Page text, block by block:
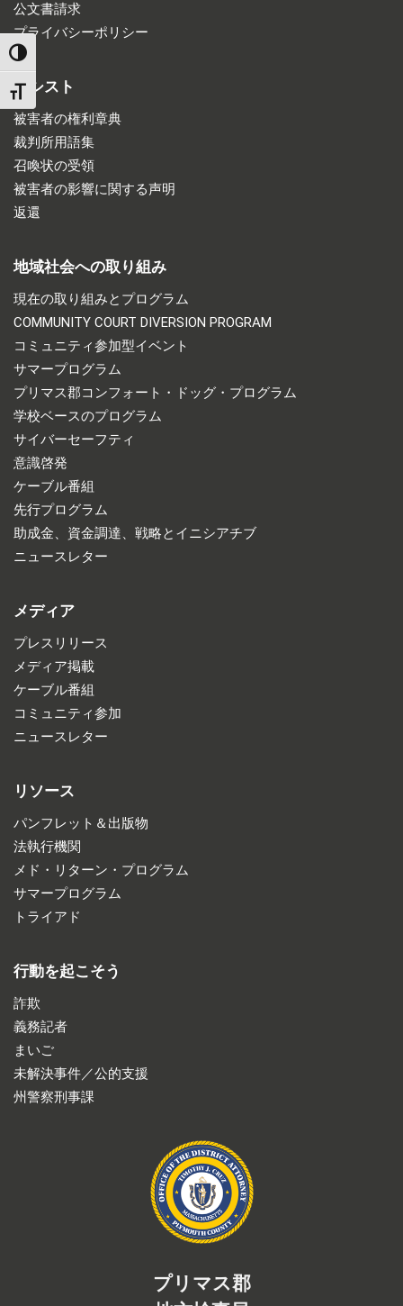
TOGGLE HIGH CONTRAST
TOGGLE FONT SIZE
公文書請求
プライバシーポリシー
アシスト
被害者の権利章典
裁判所用語集
召喚状の受領
被害者の影響に関する声明
返還
地域社会への取り組み
現在の取り組みとプログラム
COMMUNITY COURT DIVERSION PROGRAM
コミュニティ参加型イベント
サマープログラム
プリマス郡コンフォート・ドッグ・プログラム
学校ベースのプログラム
サイバーセーフティ
意識啓発
ケーブル番組
先行プログラム
助成金、資金調達、戦略とイニシアチブ
ニュースレター
メディア
プレスリリース
メディア掲載
ケーブル番組
コミュニティ参加
ニュースレター
リソース
パンフレット＆出版物
法執行機関
メド・リターン・プログラム
サマープログラム
トライアド
行動を起こそう
詐欺
義務記者
まいご
未解決事件／公的支援
州警察刑事課
プリマス郡